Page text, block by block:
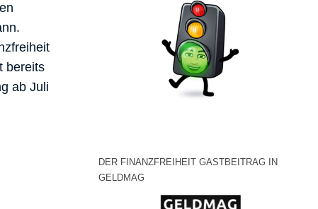
bereits
ab Juli
DER FINANZFREIHEIT GASTBEITRAG IN
GELDMAG